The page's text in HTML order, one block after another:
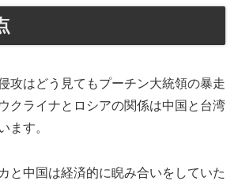
攻はどう見てもプーチン大統領の暴走
クライナとロシアの関係は中国と台湾
ます。
と中国は経済的に睨み合いをしていた